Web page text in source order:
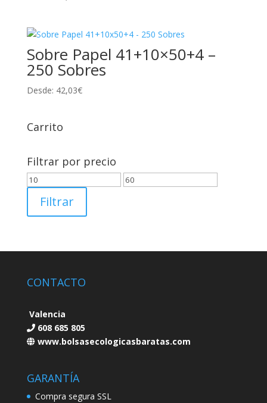
Sobre Papel 41+10×50+4 –
250 Sobres
Desde: 42,03€
Carrito
Filtrar por precio
Precio
mínimo
Precio
Filtrar
CONTACTO
Valencia
608 685 805
www.bolsasecologicasbaratas.com
GARANTÍA
Compra segura SSL